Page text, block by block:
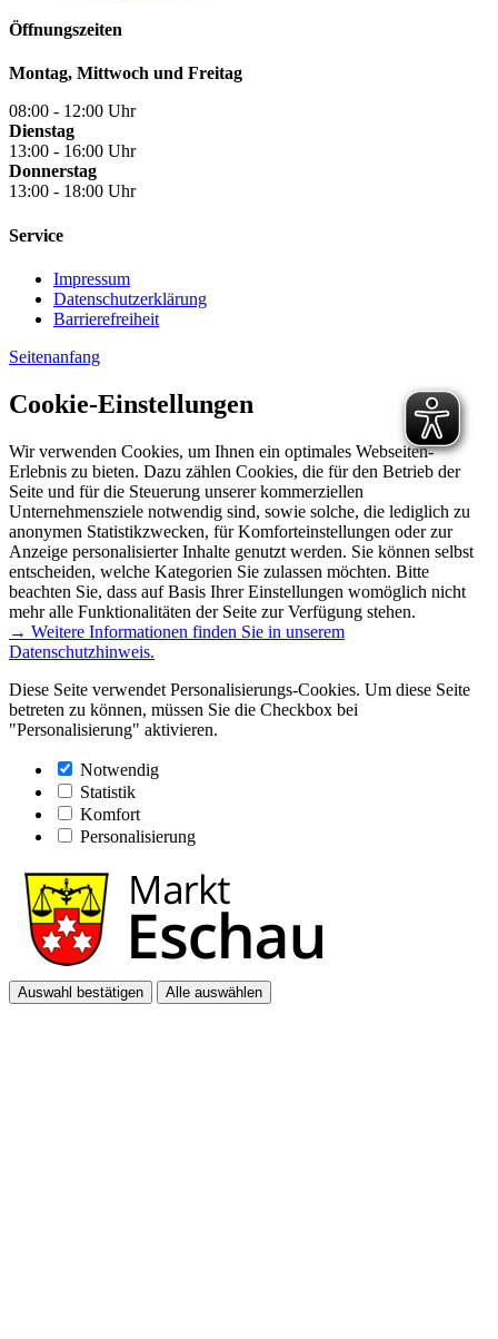
Öffnungszeiten
Montag, Mittwoch und Freitag
08:00 - 12:00 Uhr
Dienstag
13:00 - 16:00 Uhr
Donnerstag
13:00 - 18:00 Uhr
Service
Impressum
Datenschutzerklärung
Barrierefreiheit
Seitenanfang
Cookie-Einstellungen
Wir verwenden Cookies, um Ihnen ein optimales Webseiten-
Erlebnis zu bieten. Dazu zählen Cookies, die für den Betrieb der
Seite und für die Steuerung unserer kommerziellen
Unternehmensziele notwendig sind, sowie solche, die lediglich zu
anonymen Statistikzwecken, für Komforteinstellungen oder zur
Anzeige personalisierter Inhalte genutzt werden. Sie können selbst
entscheiden, welche Kategorien Sie zulassen möchten. Bitte
beachten Sie, dass auf Basis Ihrer Einstellungen womöglich nicht
mehr alle Funktionalitäten der Seite zur Verfügung stehen.
→ Weitere Informationen finden Sie in unserem
Datenschutzhinweis.
Diese Seite verwendet Personalisierungs-Cookies. Um diese Seite
betreten zu können, müssen Sie die Checkbox bei
"Personalisierung" aktivieren.
Notwendig
Statistik
Komfort
Personalisierung
Auswahl bestätigen Alle auswählen